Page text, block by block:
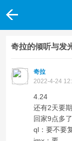
奇拉的倾听与发
奇拉
2022-4-24
4.24
还有2天要
回家9点多了
ql：要不要